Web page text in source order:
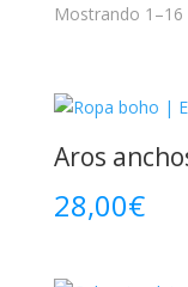
Mostrando
Aros
28,00€